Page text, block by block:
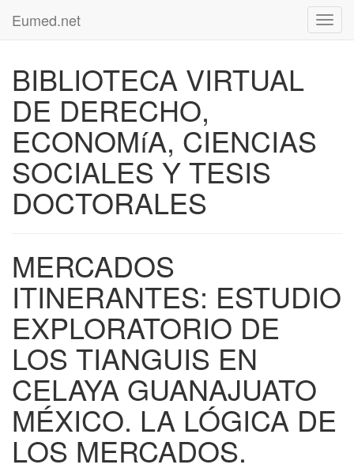
Eumed.net
BIBLIOTECA VIRTUAL
DE DERECHO,
ECONOMíA, CIENCIAS
SOCIALES Y TESIS
DOCTORALES
MERCADOS
ITINERANTES: ESTUDIO
EXPLORATORIO DE
LOS TIANGUIS EN
CELAYA GUANAJUATO
MÉXICO. LA LÓGICA DE
LOS MERCADOS.